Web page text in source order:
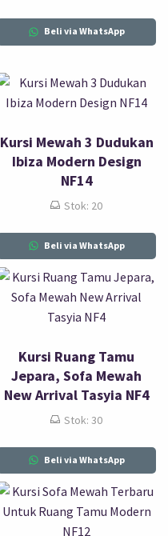
Beli via WhatsApp
Kursi Mewah 3 Dudukan
Ibiza Modern Design
NF14
Stok: 20
Beli via WhatsApp
Kursi Ruang Tamu
Jepara, Sofa Mewah
New Arrival Tasyia NF4
Stok: 30
Beli via WhatsApp